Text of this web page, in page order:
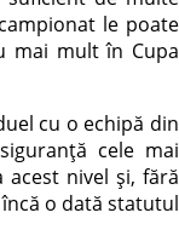
le poate
mai mult în Cupa
cu o echipă din
cele mai
nivel și, fără
o dată statutul